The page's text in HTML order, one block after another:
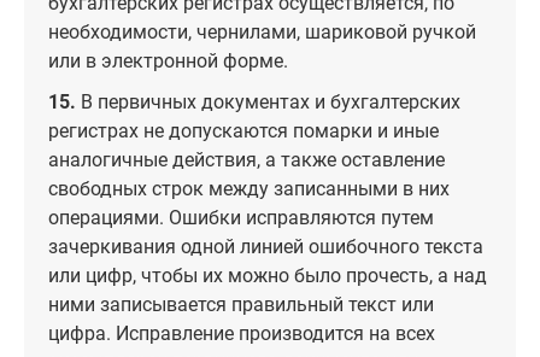
необходимости, чернилами, шариковой ручкой
или в электронной форме.
15. В первичных документах и бухгалтерских
регистрах не допускаются помарки и иные
аналогичные действия, а также оставление
свободных строк между записанными в них
операциями. Ошибки исправляются путем
зачеркивания одной линией ошибочного текста
или цифр, чтобы их можно было прочесть, а над
ними записывается правильный текст или
цифра. Исправление производится на всех